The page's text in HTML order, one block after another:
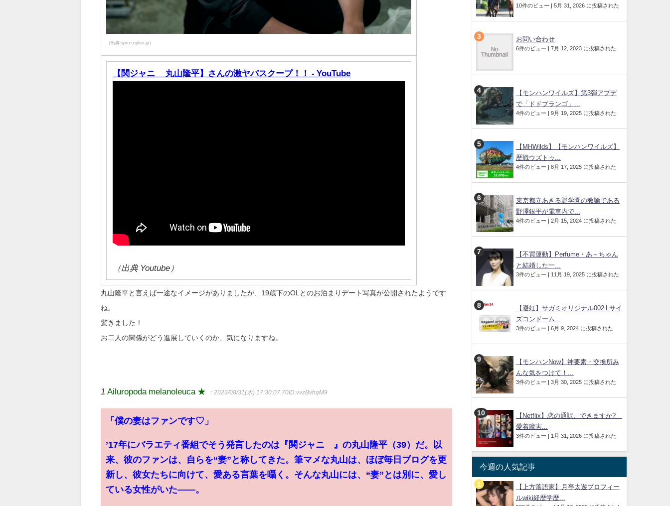
（出典 spice.eplus.jp）
【関ジャニ∞ 丸山隆平】さんの激ヤバスクープ！！ - YouTube
（出典 Youtube）
丸山隆平と言えば一途なイメージがありましたが、19歳下のOLとのお泊まりデート写真が公開されたようです
ね。
驚きました！
お二人の関係がどう進展していくのか、気になりますね。
1 Ailuropoda melanoleuca ★ ：2023/08/31(木) 17:30:07.70ID:vvzBvhqM9
「僕の妻はファンです♡」
’17年にバラエティ番組でそう発言したのは『関ジャニ∞』の丸山隆平（39）だ。以
来、彼のファンは、自らを“妻”と称してきた。筆マメな丸山は、ほぼ毎日ブログを更
新し、彼女たちに向けて、愛ある言葉を囁く。そんな丸山には、“妻”とは別に、愛し
ている女性がいた――。
10件のビュー | 5月 31, 2026 に投稿された
お問い合わせ
6件のビュー | 7月 12, 2023 に投稿された
【モンハンワイルズ】第3弾アプデ
で「ドドブランゴ」...
4件のビュー | 9月 19, 2025 に投稿された
【MHWilds】【モンハンワイルズ】
歴戦ウズトゥ...
4件のビュー | 8月 17, 2025 に投稿された
東京都立あきる野学園の教諭である
野澤銀平が電車内で...
4件のビュー | 2月 15, 2024 に投稿された
【不買運動】Perfume・あ～ちゃん
と結婚した一...
3件のビュー | 11月 19, 2025 に投稿された
【避妊】サガミオリジナル002 Lサイ
ズコンドーム...
3件のビュー | 6月 9, 2024 に投稿された
【モンハンNow】神要素・交換所み
んな気をつけて！...
3件のビュー | 3月 30, 2025 に投稿された
【Netflix】恋の通訳、できますか?
愛着障害...
3件のビュー | 1月 31, 2026 に投稿された
今週の人気記事
【上方落語家】月亭太遊プロフィー
ルwiki経歴学歴...